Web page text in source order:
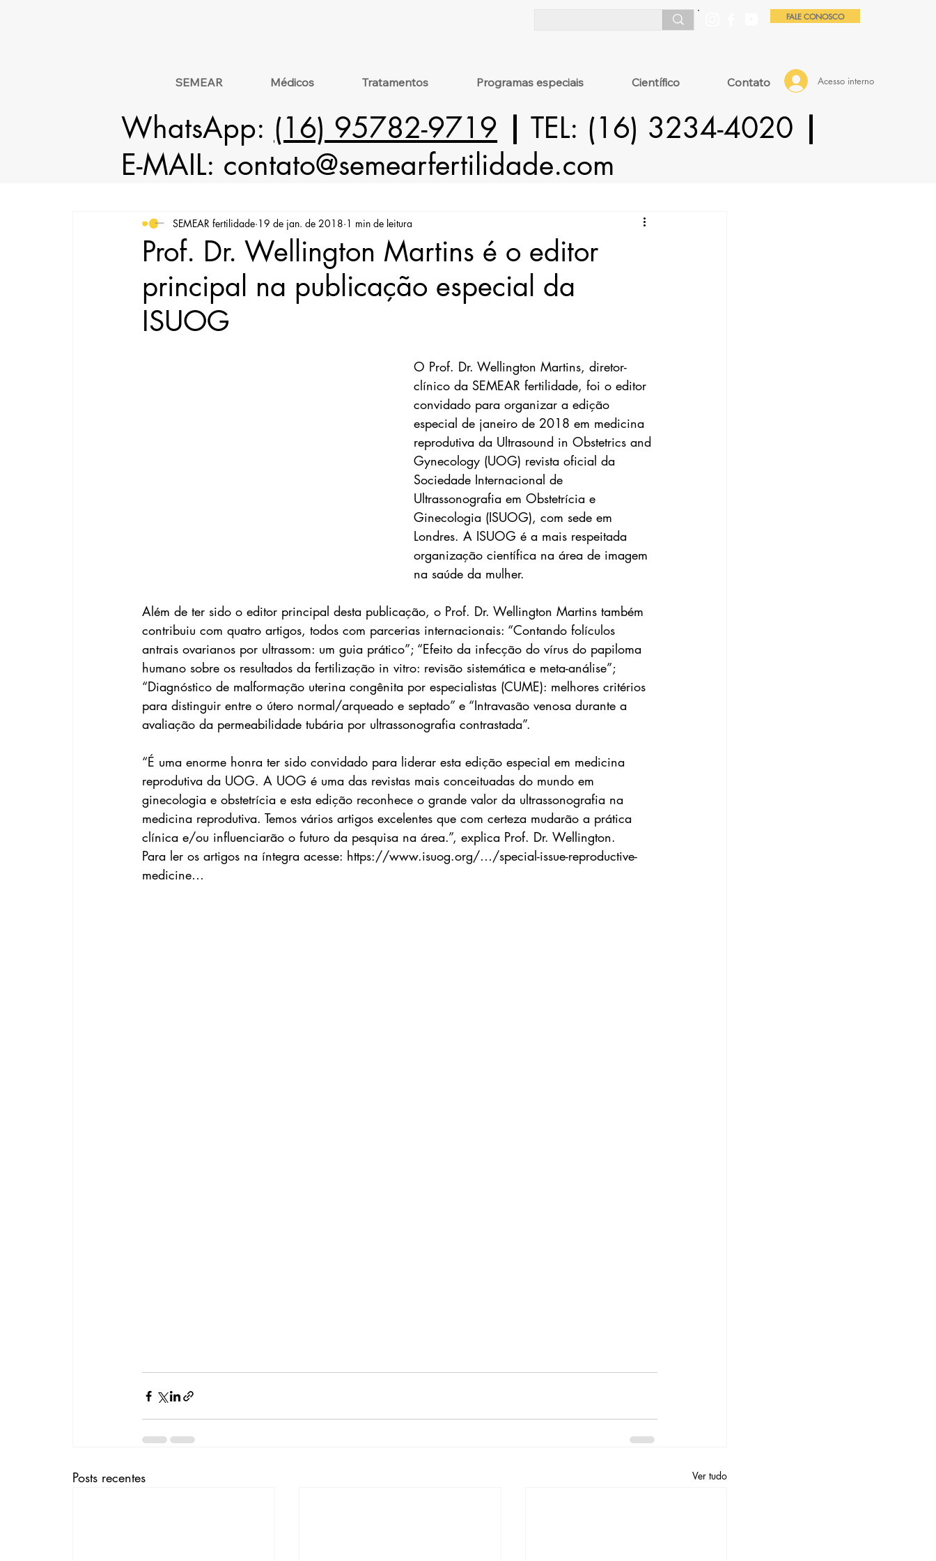
Acesso interno
FALE CONOSCO
SEMEAR Médicos Tratamentos Programas especiais Científico Contato
WhatsApp: (16) 95782-9719 TEL: (16) 3234-4020
E-MAIL: contato@semearfertilidade.com
Prof. Dr. Wellington Martins é o editor
principal na publicação especial da
ISUOG
SEMEAR fertilidade 19 de jan. de 2018 1 min de leitura
O Prof. Dr. Wellington Martins, diretor-
clínico da SEMEAR fertilidade, foi o editor
convidado para organizar a edição
especial de janeiro de 2018 em medicina
reprodutiva da Ultrasound in Obstetrics and
Gynecology (UOG) revista oficial da
Sociedade Internacional de
Ultrassonografia em Obstetrícia e
Ginecologia (ISUOG), com sede em
Londres. A ISUOG é a mais respeitada
organização científica na área de imagem
na saúde da mulher.
Além de ter sido o editor principal desta publicação, o Prof. Dr. Wellington Martins também
contribuiu com quatro artigos, todos com parcerias internacionais: “Contando folículos
antrais ovarianos por ultrassom: um guia prático”; “Efeito da infecção do vírus do papiloma
humano sobre os resultados da fertilização in vitro: revisão sistemática e meta-análise”;
“Diagnóstico de malformação uterina congênita por especialistas (CUME): melhores critérios
para distinguir entre o útero normal/arqueado e septado” e “Intravasão venosa durante a
avaliação da permeabilidade tubária por ultrassonografia contrastada”.
“É uma enorme honra ter sido convidado para liderar esta edição especial em medicina
reprodutiva da UOG. A UOG é uma das revistas mais conceituadas do mundo em
ginecologia e obstetrícia e esta edição reconhece o grande valor da ultrassonografia na
medicina reprodutiva. Temos vários artigos excelentes que com certeza mudarão a prática
clínica e/ou influenciarão o futuro da pesquisa na área.”, explica Prof. Dr. Wellington.
Para ler os artigos na íntegra acesse: https://www.isuog.org/…/special-issue-reproductive-
medicine…
Posts recentes Ver tudo